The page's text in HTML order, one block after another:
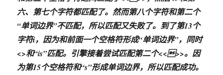
六、第七个字符都匹配了。然而第八个字符和第二个
“单词边界”不匹配，所以匹配又失败了。到了第13个
字符i，因为和前面一个空格符形成“单词边界”，同时
<>和“is”匹配。引擎接着尝试匹配第二个<<>>。因
为第15个空格符和“s”形成单词边界，所以匹配成功。